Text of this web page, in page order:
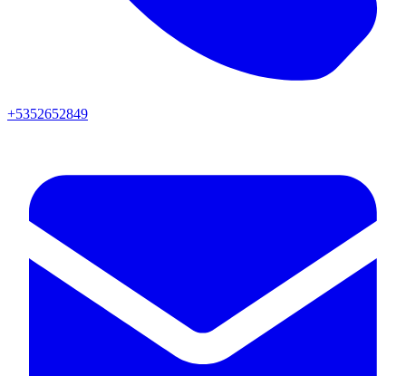
+5352652849